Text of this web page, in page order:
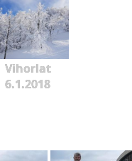
Vihorlat
6.1.2018